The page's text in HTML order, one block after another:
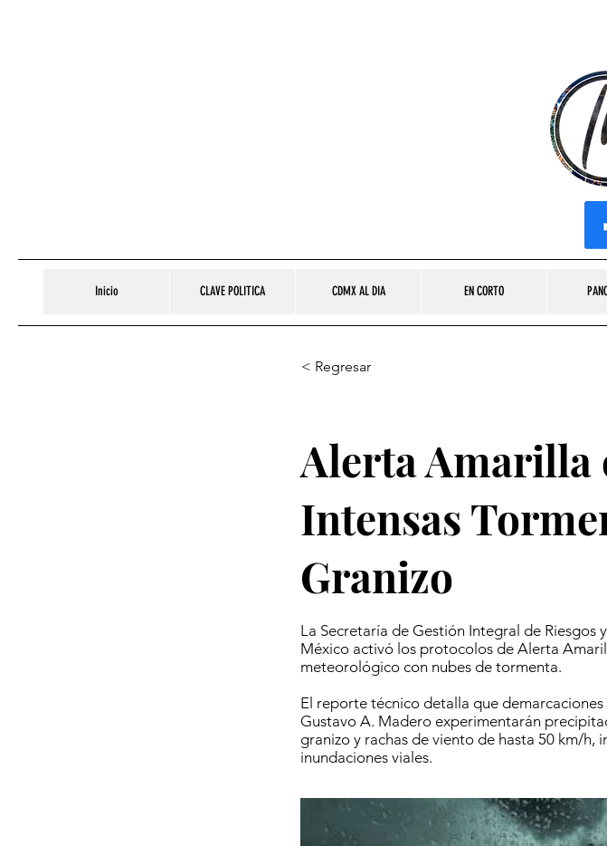
Inicio CLAVE POLITICA CDMX AL DIA EN CORTO
< Regresar
Alerta Amarilla
Intensas
Granizo
La Secretaría de Gestión Integral de Riesgos
México activó los protocolos de Alerta
meteorológico con nubes de tormenta.
El reporte técnico detalla que
Gustavo A. Madero experimentarán
granizo y rachas de viento de hasta 50 km/
inundaciones viales.